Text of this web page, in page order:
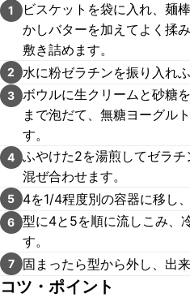
1
ビスケットを袋に入れ、麺
かしバターを加えてよく揉
敷き詰めます。
2 水に粉ゼラチンを振り入れふ
3 ボウルに生クリームと砂糖
まで泡だて、無糖ヨーグル
す。
4 ふやけた2を湯煎してゼラ
混ぜ合わせます。
5 4を1/4程度別の容器に移し
6 型に4と5を順に流しこみ、
す。
7 固まったら型から外し、出来
コツ・ポイント